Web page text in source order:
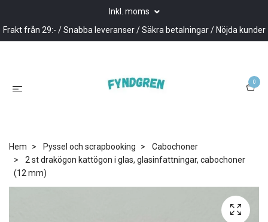
Inkl. moms
Frakt från 29:- / Snabba leveranser / Säkra betalningar / Nöjda kunder
0
Hem Pyssel och scrapbooking
Cabochoner
2 st drakögon kattögon i glas, glasinfattningar, cabochoner
(12 mm)